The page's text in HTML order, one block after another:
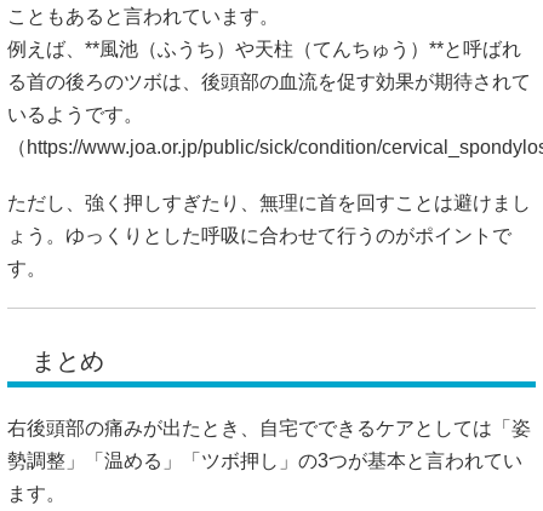
こともあると言われています。
例えば、**風池（ふうち）や天柱（てんちゅう）**と呼ばれ
る首の後ろのツボは、後頭部の血流を促す効果が期待されて
いるようです。
（ https://www.joa.or.jp/public/sick/condition/
ただし、強く押しすぎたり、無理に首を回すことは避けまし
ょう。ゆっくりとした呼吸に合わせて行うのがポイントで
す。
まとめ
右後頭部の痛みが出たとき、自宅でできるケアとしては「姿
勢調整」「温める」「ツボ押し」の3つが基本と言われてい
ます。